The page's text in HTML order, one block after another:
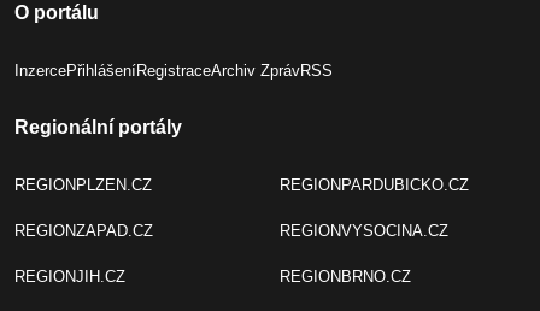
O portálu
InzercePřihlášeníRegistraceArchiv ZprávRSS
Regionální portály
REGIONPLZEN.CZ
REGIONZAPAD.CZ
REGIONJIH.CZ
REGIONPARDUBICKO.CZ
REGIONVYSOCINA.CZ
REGIONBRNO.CZ